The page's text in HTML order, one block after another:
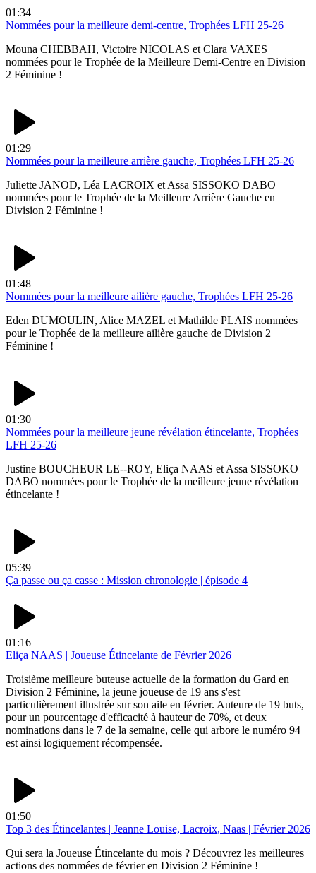
01:34
Nommées pour la meilleure demi-centre, Trophées LFH 25-26
Mouna CHEBBAH, Victoire NICOLAS et Clara VAXES
nommées pour le Trophée de la Meilleure Demi-Centre en Division
2 Féminine !
01:29
Nommées pour la meilleure arrière gauche, Trophées LFH 25-26
Juliette JANOD, Léa LACROIX et Assa SISSOKO DABO
nommées pour le Trophée de la Meilleure Arrière Gauche en
Division 2 Féminine !
01:48
Nommées pour la meilleure ailière gauche, Trophées LFH 25-26
Eden DUMOULIN, Alice MAZEL et Mathilde PLAIS nommées
pour le Trophée de la meilleure ailière gauche de Division 2
Féminine !
01:30
Nommées pour la meilleure jeune révélation étincelante, Trophées
LFH 25-26
Justine BOUCHEUR LE--ROY, Eliça NAAS et Assa SISSOKO
DABO nommées pour le Trophée de la meilleure jeune révélation
étincelante !
05:39
Ça passe ou ça casse : Mission chronologie | épisode 4
01:16
Eliça NAAS | Joueuse Étincelante de Février 2026
Troisième meilleure buteuse actuelle de la formation du Gard en
Division 2 Féminine, la jeune joueuse de 19 ans s'est
particulièrement illustrée sur son aile en février. Auteure de 19 buts,
pour un pourcentage d'efficacité à hauteur de 70%, et deux
nominations dans le 7 de la semaine, celle qui arbore le numéro 94
est ainsi logiquement récompensée.
01:50
Top 3 des Étincelantes | Jeanne Louise, Lacroix, Naas | Février 2026
Qui sera la Joueuse Étincelante du mois ? Découvrez les meilleures
actions des nommées de février en Division 2 Féminine !